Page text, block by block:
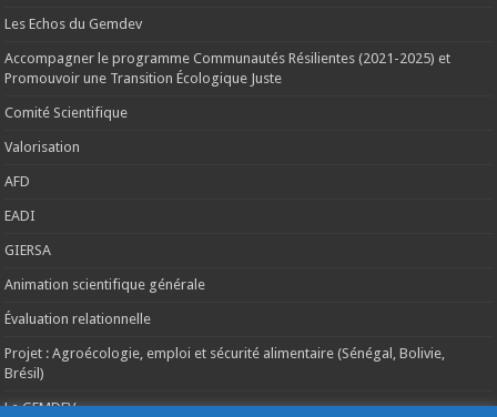
Les Echos du Gemdev
Accompagner le programme Communautés Résilientes (2021-2025) et
Promouvoir une Transition Écologique Juste
Comité Scientifique
Valorisation
AFD
EADI
GIERSA
Animation scientifique générale
Évaluation relationnelle
Projet : Agroécologie, emploi et sécurité alimentaire (Sénégal, Bolivie,
Brésil)
Le GEMDEV